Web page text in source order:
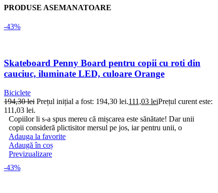
PRODUSE ASEMANATOARE
-43%
Skateboard Penny Board pentru copii cu roti din
cauciuc, iluminate LED, culoare Orange
Biciclete
194,30lei Prețul inițial a fost: 194,30 lei.111,03 leiPrețul curent este:
111,03 lei.
Copiilor li s-a spus mereu că mișcarea este sănătate! Dar unii
copii consideră plictisitor mersul pe jos, iar pentru unii, o
Adauga la favorite
Adaugă în coș
Previzualizare
-43%